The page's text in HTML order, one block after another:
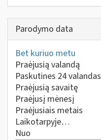
Parodymo data
Bet kuriuo metu
Praėjusią valandą
Paskutines 24 valandas
Praėjusią savaitę
Praėjusį mėnesį
Praėjusiais metais
Laikotarpyje…
Nuo